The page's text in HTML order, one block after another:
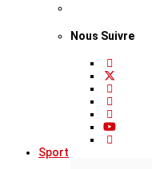
Nous Suivre
Sport